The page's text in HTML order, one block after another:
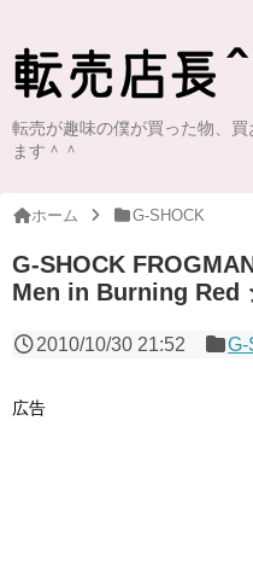
転売が趣味の僕が買った物、
ます＾＾
ホーム G-SHOCK
G-SHOCK
Men in Burning Red
2010/10/30 21:52 G-
広告